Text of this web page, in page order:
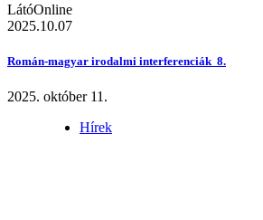
LátóOnline
2025.10.07
Román-magyar irodalmi interferenciák 8.
2025. október 11.
Hírek